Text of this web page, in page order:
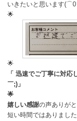
いきたいと思います
🌟
🌟
「 迅速でご丁寧に対
￣;)」
🌟
嬉しい感謝の声ありが
短い時間ではありまし